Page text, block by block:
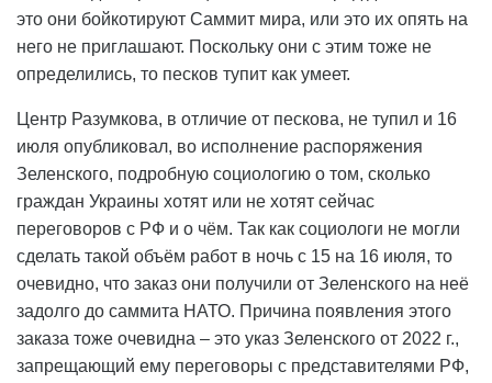
это они бойкотируют Саммит мира, или это их опять на
него не приглашают. Поскольку они с этим тоже не
определились, то песков тупит как умеет.
Центр Разумкова, в отличие от пескова, не тупил и 16
июля опубликовал, во исполнение распоряжения
Зеленского, подробную социологию о том, сколько
граждан Украины хотят или не хотят сейчас
переговоров с РФ и о чём. Так как социологи не могли
сделать такой объём работ в ночь с 15 на 16 июля, то
очевидно, что заказ они получили от Зеленского на неё
задолго до саммита НАТО. Причина появления этого
заказа тоже очевидна – это указ Зеленского от 2022 г.,
запрещающий ему переговоры с представителями РФ,